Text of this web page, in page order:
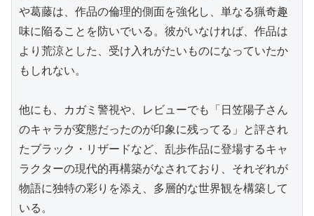
や葛藤は、作品の倫理的側面を強化し、単なる猟奇趣
味に陥ることを防いでいる。彼がいなければ、作品は
より荒涼とした、受け入れがたいものになっていたか
もしれない。
他にも、カガミ警視や、レビューでも「日笠陽子さん
のキャラが変態だったのが印象に残ってる」と評され
たブラック・リザードなど、乱歩作品に登場するキャ
ラクターの現代的再構築がなされており、それぞれが
物語に独特の彩りを添え、多層的な世界観を構築して
いる。